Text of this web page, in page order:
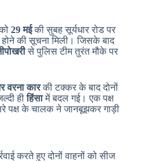
29 मईकी सुबह सूर्यधार रोड पर
होने की सूचना मिली। जिसके बाद
से पुलिस टीम तुरंत मौके पर
वरना कारकी टक्कर के बाद दोनों
हीहिंसामें बदल गई। एक पक्ष
पक्ष के चालक ने जानबूझकर गाड़ी
करते हुए दोनों वाहनों को सीज